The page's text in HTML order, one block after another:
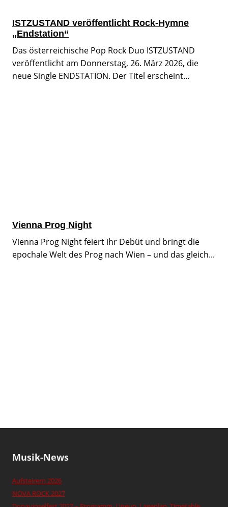
ISTZUSTAND veröffentlicht Rock-Hymne
„Endstation“
Das österreichische Pop Rock Duo ISTZUSTAND
veröffentlicht am Donnerstag, 26. März 2026, die
neue Single ENDSTATION. Der Titel erscheint...
Vienna Prog Night
Vienna Prog Night feiert ihr Debüt und bringt die
epochale Welt des Prog nach Wien – und das gleich...
Musik-News
Aufsteirern 2026
NOVA ROCK 2027